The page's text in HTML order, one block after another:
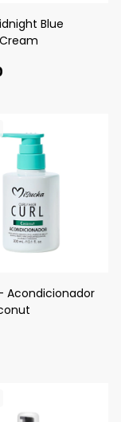
Blue
Acondicionador